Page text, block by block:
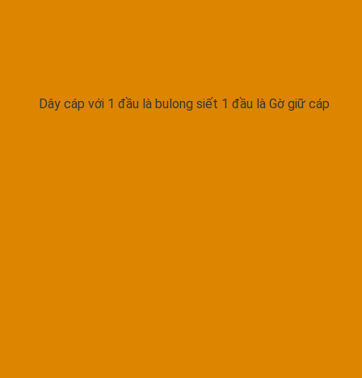
Dây cáp với 1 đầu là bulong siết 1 đầu là Gờ giữ cáp